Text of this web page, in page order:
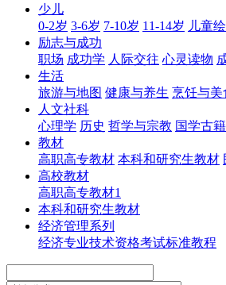
少儿
0-2岁 3-6岁 7-10岁 11-14岁 儿童
励志与成功
职场 成功学 人际交往 心灵读物
生活
旅游与地图 健康与养生 烹饪与美
人文社科
心理学 历史 哲学与宗教 国学古籍
教材
高职高专教材 本科和研究生教材
高校教材
高职高专教材1
本科和研究生教材
经济管理系列
经济专业技术资格考试标准教程